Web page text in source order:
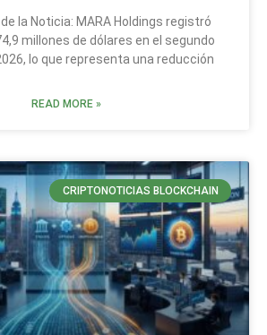
la Noticia: MARA Holdings registró
millones de dólares en el segundo
lo que representa una reducción
READ MORE »
CRIPTONOTICIAS BLOCKCHAIN